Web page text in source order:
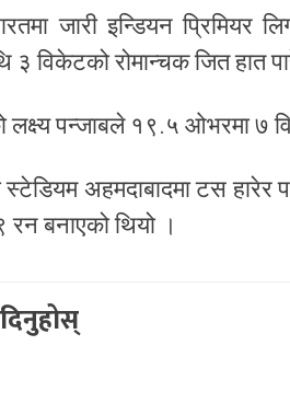
जारी इन्डियन प्रिमियर
३ विकेटको रोमान्चक जित हात
पन्जाबले १९.५ ओभरमा ७
स्टेडियम अहमदाबादमा टस
बनाएको थियो ।
दिनुहोस्